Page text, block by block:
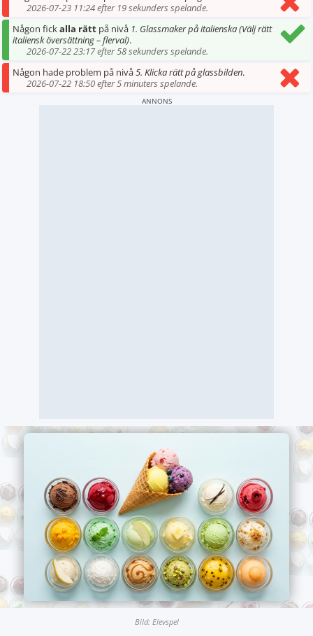
2026-07-23 11:24 efter 19 sekunders spelande.
Någon fickalla rätt på nivå 1. Glassmaker på italienska (Välj rätt
italiensk översättning – flerval).
2026-07-22 23:17 efter 58 sekunders spelande.
Någon hade problem på nivå5. Klicka rätt på glassbilden.
2026-07-22 18:50 efter 5 minuters spelande.
ANNONS
Bild: Elevspel